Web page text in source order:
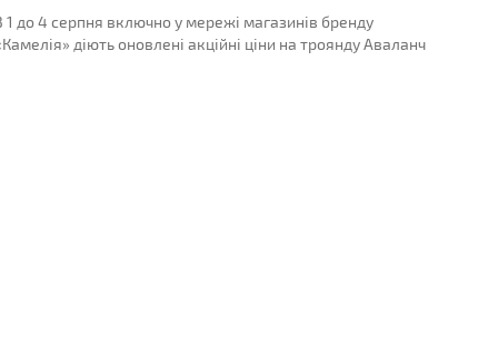
1 до 4 серпня включно у мережі магазинів бренду
діють оновлені акційні ціни на троянду Аваланч